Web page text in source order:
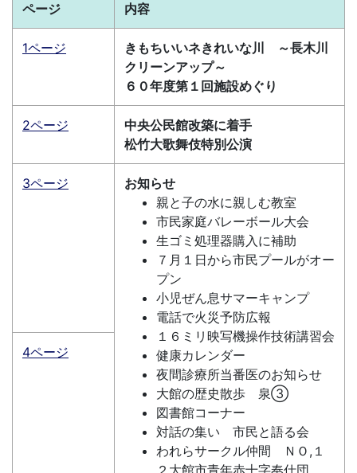
ページ 内容
1ページ
きもちいいネきれいな川 ～長木川
クリーンアップ～
６０年度第１回施設めぐり
2ページ
中央公民館改築に着手
松竹大歌舞伎特別公演
3ページ
お知らせ
親と子の水に親しむ教室
市民家庭バレーボール大会
生ゴミ処理器購入に補助
７月１日から市民プールがオー
プン
小児ぜん息サマーキャンプ
電話で火災予防広報
１６ミリ映写機操作技術講習会
健康カレンダー
夜間診療所当番医のお知らせ
大館の歴史散歩 泉③
図書館コーナー
対話の集い 市民と語る会
われらサークル仲間 ＮＯ,１
２大館市青年赤十字奉仕団
4ページ